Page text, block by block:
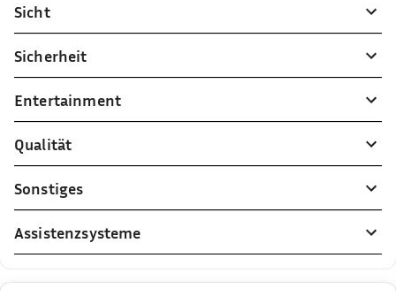
Sicht
Sicherheit
Entertainment
Qualität
Sonstiges
Assistenzsysteme